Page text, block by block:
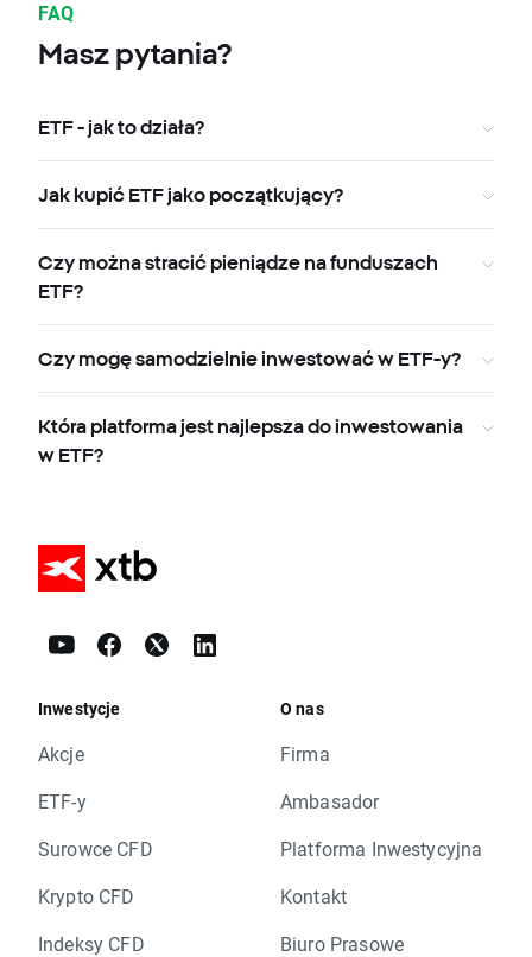
FAQ
Masz pytania?
ETF - jak to działa?
Jak kupić ETF jako początkujący?
Czy można stracić pieniądze na funduszach
ETF?
Czy mogę samodzielnie inwestować w ETF-y?
Która platforma jest najlepsza do inwestowania
w ETF?
Inwestycje
Akcje
ETF-y
Surowce CFD
Krypto CFD
Indeksy CFD
O nas
Firma
Ambasador
Platforma Inwestycyjna
Kontakt
Biuro Prasowe